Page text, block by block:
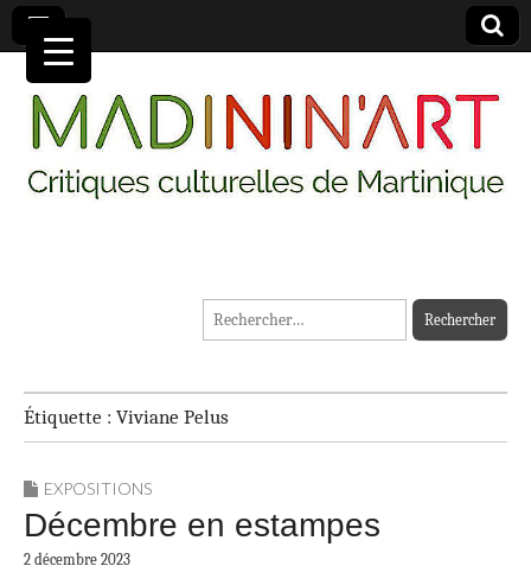
MADININ'ART
Rechercher :
Étiquette : Viviane Pelus
EXPOSITIONS
Décembre en estampes
2 décembre 2023